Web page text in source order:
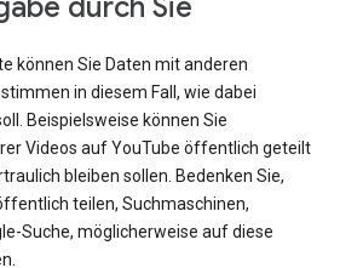
durch Sie
können Sie Daten mit anderen
in diesem Fall, wie dabei
Beispielsweise können Sie
Videos auf YouTube öffentlich geteilt
bleiben sollen. Bedenken Sie,
teilen, Suchmaschinen,
Suche, möglicherweise auf diese